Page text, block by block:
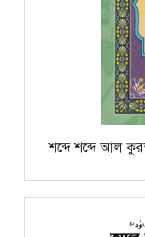
শব্দে শব্দে আল